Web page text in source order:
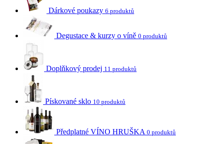
Dárkové poukazy 6 produktů
Degustace & kurzy o víně 0 produktů
Doplňkový prodej 11 produktů
Pískované sklo 10 produktů
Předplatné VÍNO HRUŠKA 0 produktů